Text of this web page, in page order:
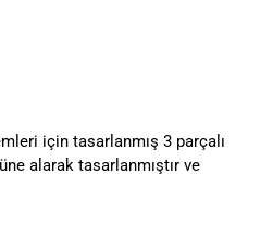
için tasarlanmış 3 parçalı
alarak tasarlanmıştır ve